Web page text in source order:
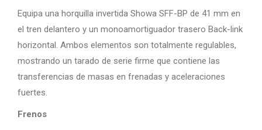
Equipa una horquilla invertida Showa SFF-BP de 41 mm en
el tren delantero y un monoamortiguador trasero Back-link
horizontal. Ambos elementos son totalmente regulables,
mostrando un tarado de serie firme que contiene las
transferencias de masas en frenadas y aceleraciones
fuertes.
Frenos